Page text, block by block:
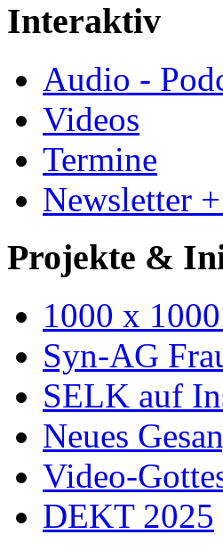
Interaktiv
Audio -
Videos
Termine
Newsletter
Projekte &
1000 x
Syn-AG
SELK auf
Neues
Video-
DEKT 2025